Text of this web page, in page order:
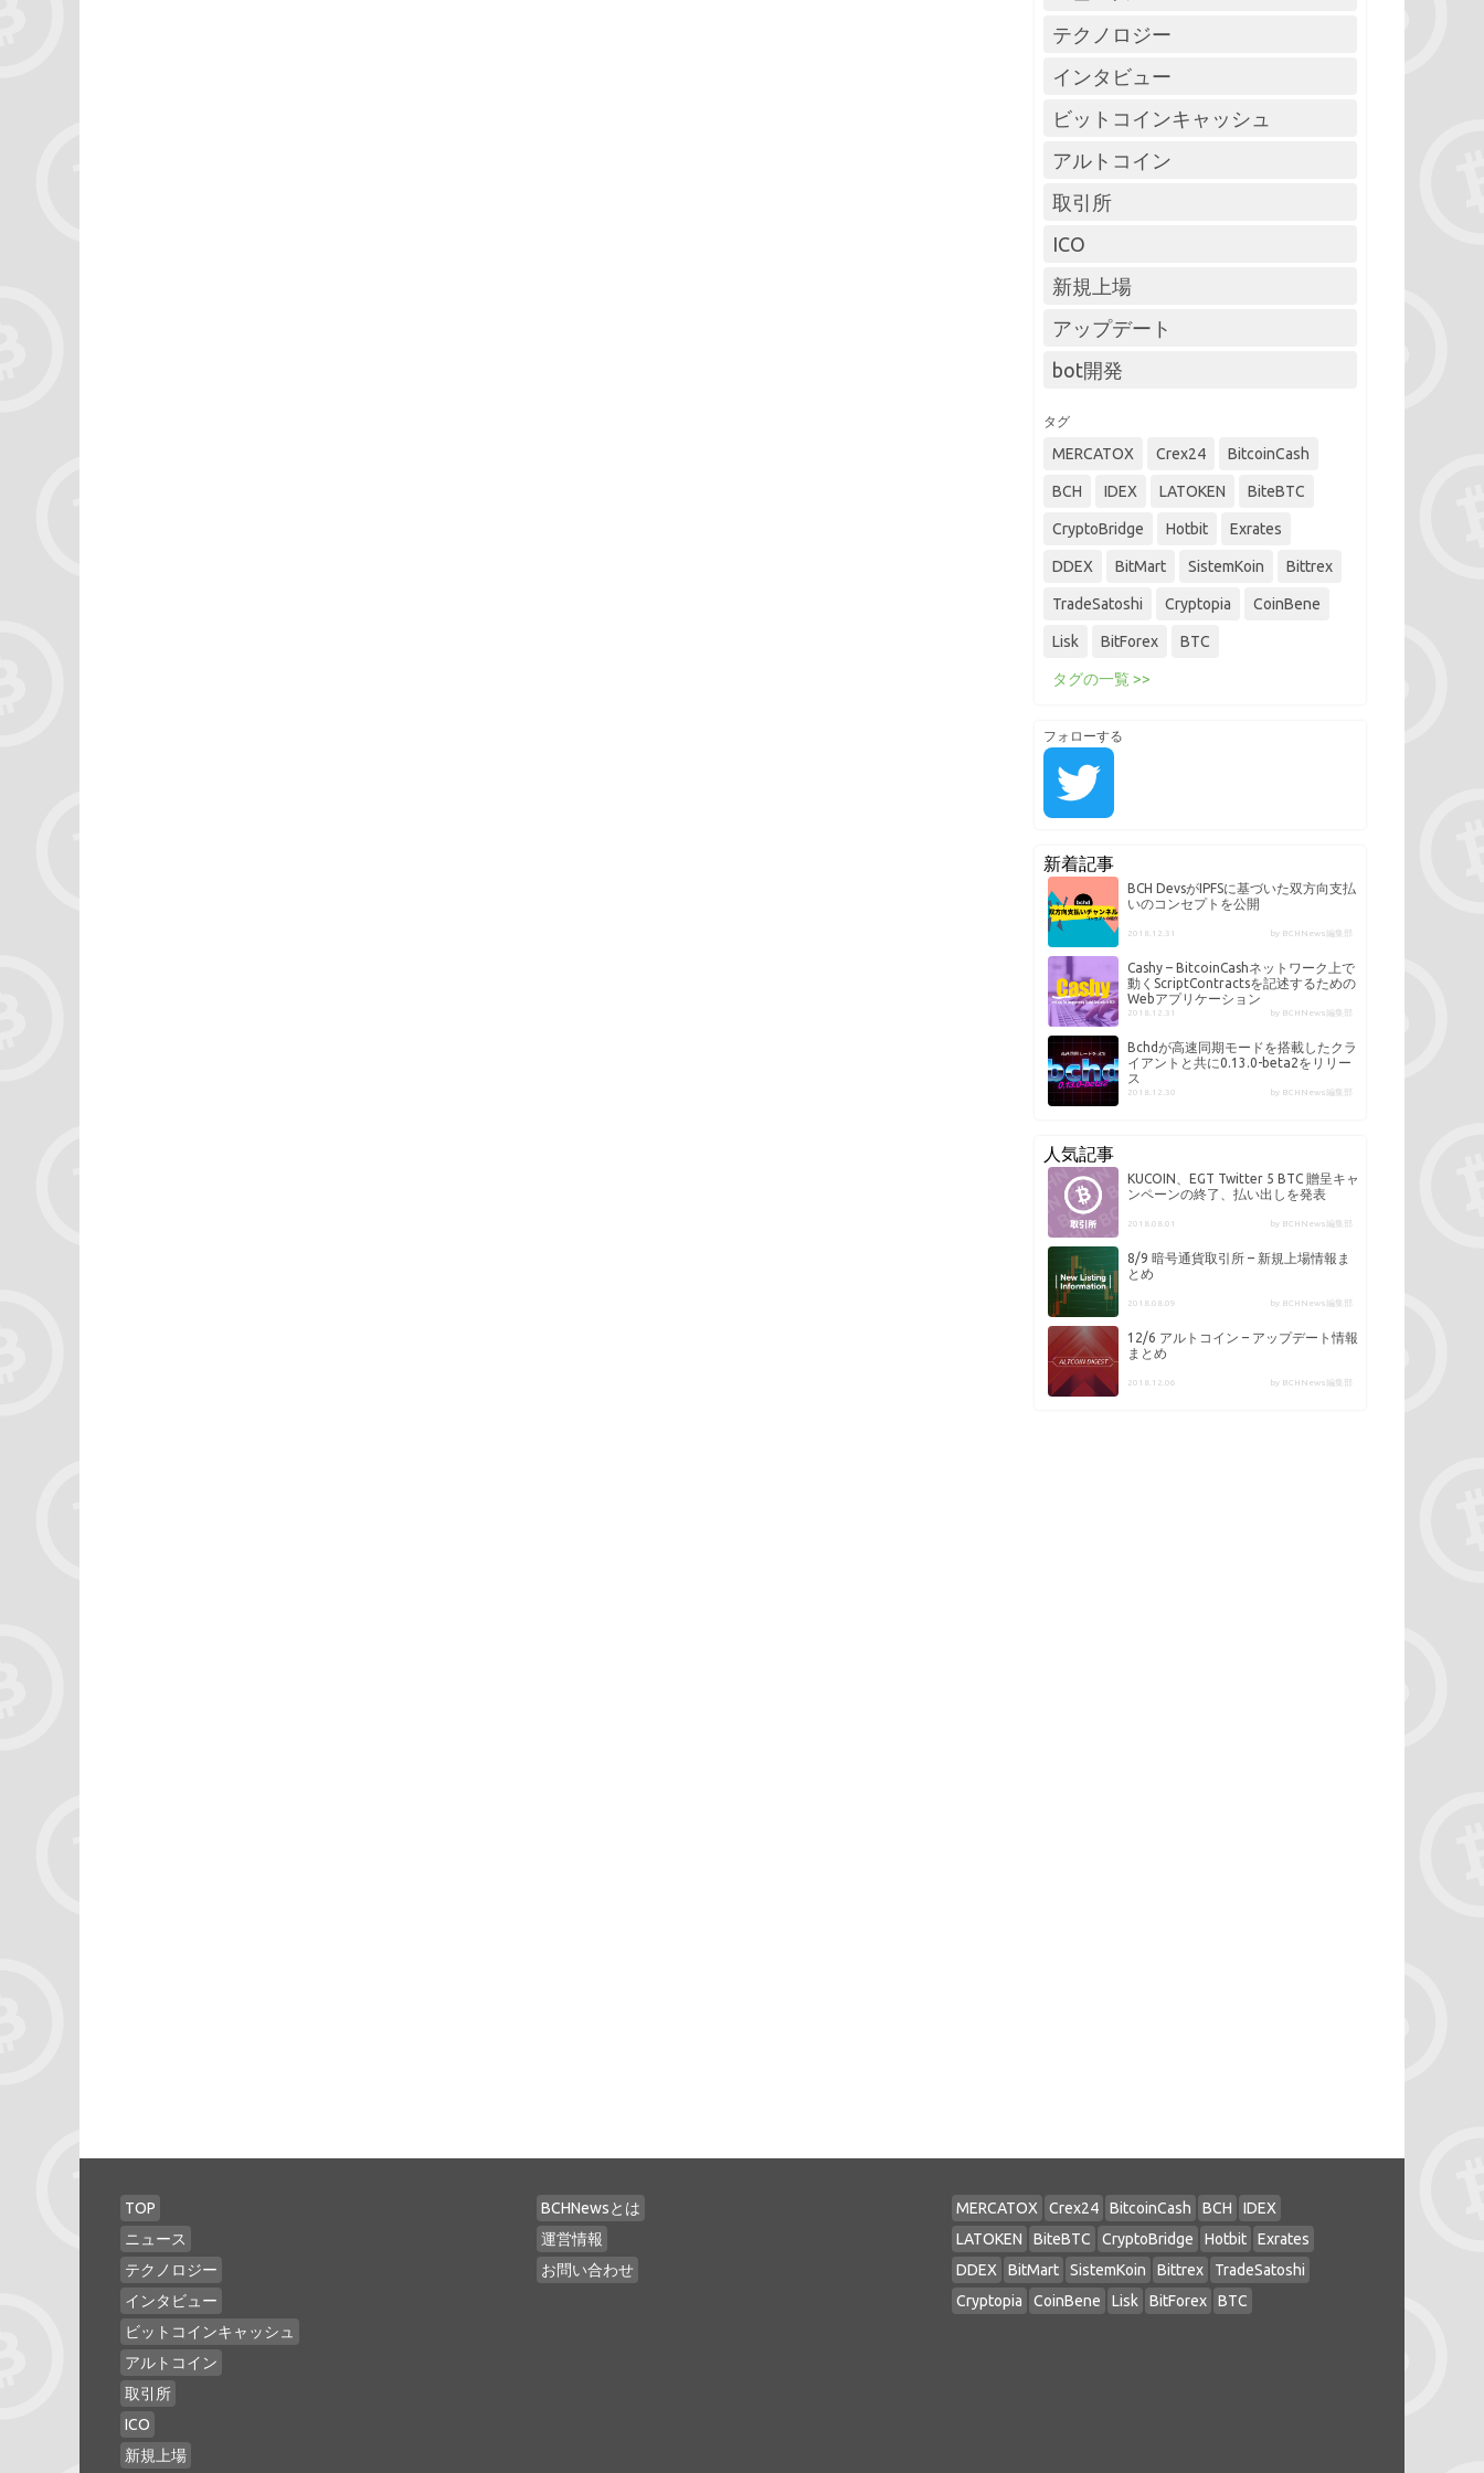
テクノロジー
インタビュー
ビットコインキャッシュ
アルトコイン
取引所
ICO
新規上場
アップデート
bot開発
タグ
MERCATOX Crex24 BitcoinCash
BCH IDEX LATOKEN BiteBTC
CryptoBridge Hotbit Exrates
DDEX BitMart SistemKoin Bittrex
TradeSatoshi Cryptopia CoinBene
Lisk BitForex BTC
タグの一覧 >>
フォローする
新着記事
BCH DevsがIPFSに基づいた双方向支払
いのコンセプトを公開
2018.12.31 by BCHNews編集部
Cashy – BitcoinCashネットワーク上で
動くScriptContractsを記述するための
Webアプリケーション
2018.12.31 by BCHNews編集部
Bchdが高速同期モードを搭載したクラ
イアントと共に0.13.0-beta2をリリー
ス
2018.12.30 by BCHNews編集部
人気記事
KUCOIN、EGT Twitter 5 BTC 贈呈キャ
ンペーンの終了、払い出しを発表
2018.08.01 by BCHNews編集部
8/9 暗号通貨取引所 – 新規上場情報ま
とめ
2018.08.09 by BCHNews編集部
12/6 アルトコイン – アップデート情報
まとめ
2018.12.06 by BCHNews編集部
TOP
ニュース
テクノロジー
インタビュー
ビットコインキャッシュ
アルトコイン
取引所
ICO
新規上場
BCHNewsとは
運営情報
お問い合わせ
MERCATOX Crex24 BitcoinCash BCH
IDEX
LATOKEN
BiteBTC CryptoBridge Hotbit
Exrates
DDEX
BitMart SistemKoin Bittrex
TradeSatoshi
Cryptopia
CoinBene Lisk BitForex BTC